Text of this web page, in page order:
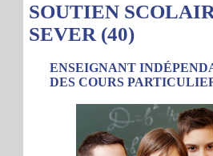
SOUTIEN
SEVER (40)
ENSEIGNANT
DES COURS